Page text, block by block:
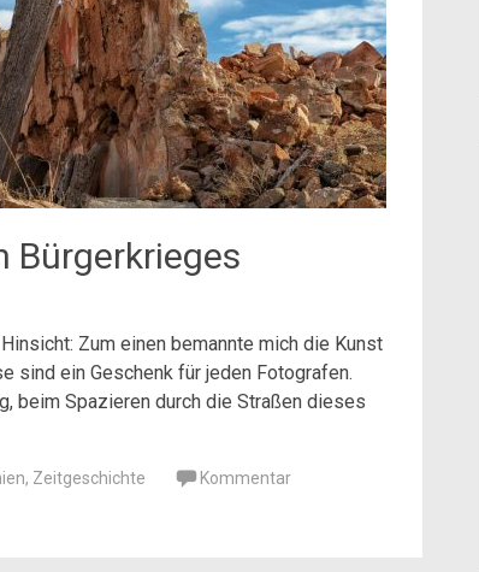
Bürgerkrieges
Zum einen bemannte mich die Kunst
sind ein Geschenk für jeden Fotografen.
beim Spazieren durch die Straßen dieses
, Zeitgeschichte
Kommentar